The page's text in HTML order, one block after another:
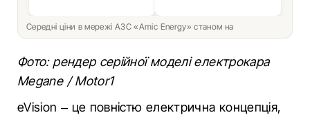
Середні ціни в мережі АЗС «Amic Energy» станом на
Фото: рендер серійної моделі електрокара
Megane / Motor1
eVision – це повністю електрична концепція,